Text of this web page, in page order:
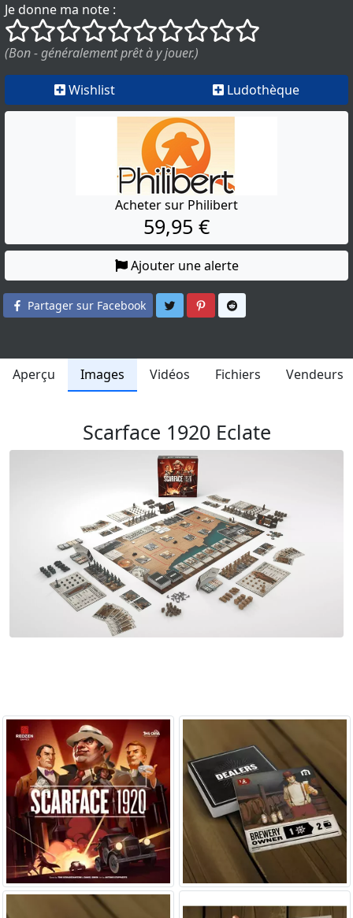
Je donne ma note :
()
() () () () () () () ()
()
(Bon - généralement prêt à y jouer.)
Wishlist Ludothèque
Acheter sur Philibert
59,95 €
Ajouter une alerte
Partager sur Facebook Partager sur Twitter
Partager sur Pinterest
Aperçu Images Vidéos Fichiers Vendeurs
Scarface 1920 Eclate